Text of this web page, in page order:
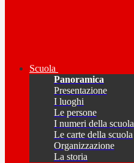
Scuola
Panoramica
Presentazione
I luoghi
Le persone
I numeri della scuola
Le carte della scuola
Organizzazione
La storia